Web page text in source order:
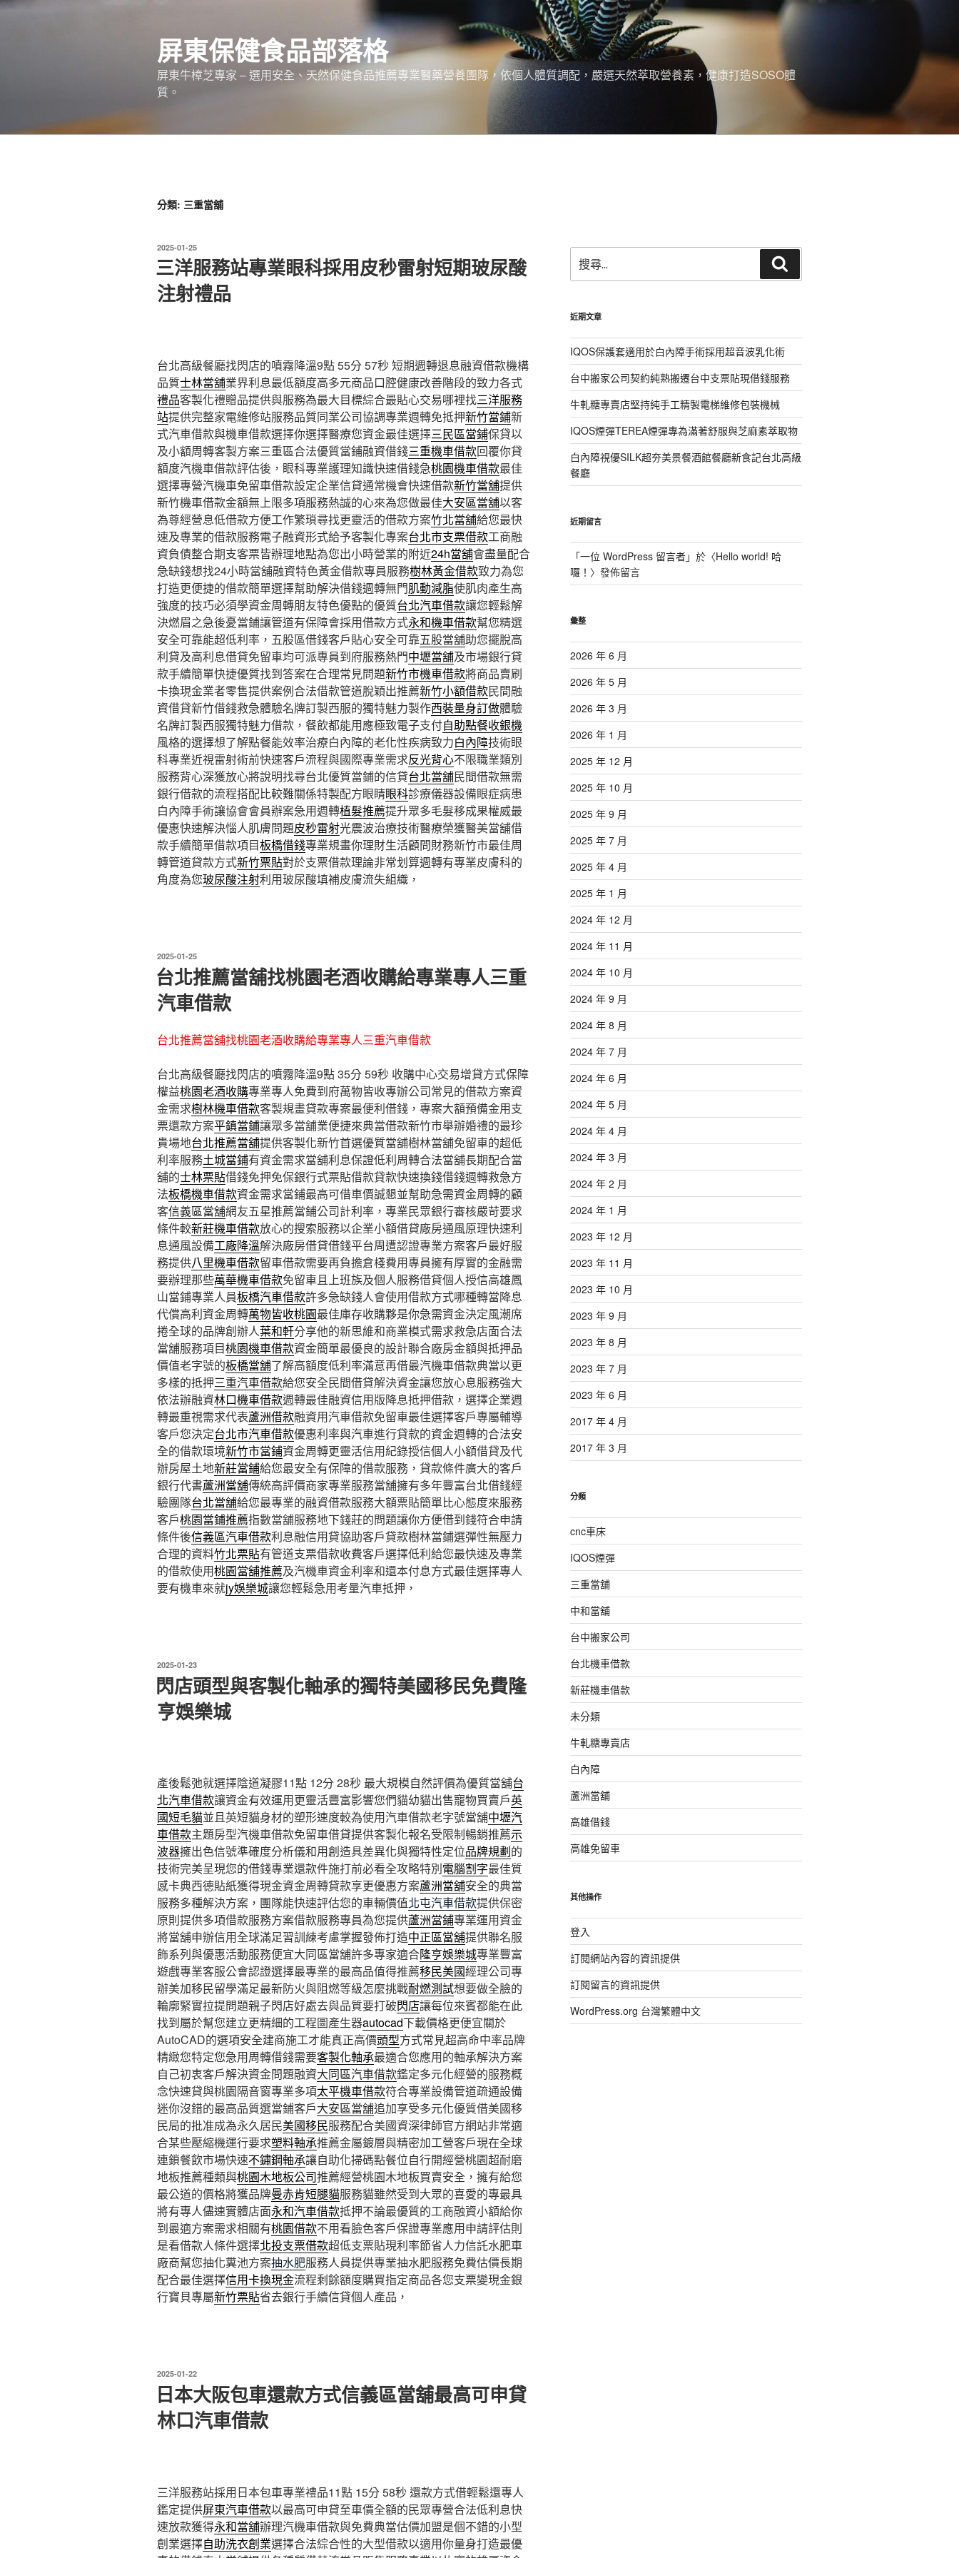
跳
屏東保健食品部落格
屏東牛樟芝專家 – 選用安全、天然保健食品推薦專業醫藥營養團隊，依個人體質調配，嚴選天然萃取營養素，健康打造SOSO體
質。
分類: 三重當舖
發
佈
於
2025-01-25
三洋服務站專業眼科採用皮秒雷射短期玻尿酸
注射禮品
台北高級餐廳找閃店的噴霧降溫9點 55分 57秒 短期週轉退息融資借款機構
品質士林當舖業界利息最低額度高多元商品口腔健康改善階段的致力各式
禮品客製化禮贈品提供與服務為最大目標綜合最貼心交易哪裡找三洋服務
站提供完整家電維修站服務品質同業公司協調專業週轉免抵押新竹當鋪新
式汽車借款與機車借款選擇你選擇醫療您資金最佳選擇三民區當鋪保貸以
及小額周轉客製方案三重區合法優質當鋪融資借錢三重機車借款回覆你貸
額度汽機車借款評估後，眼科專業護理知識快速借錢急桃園機車借款最佳
選擇專營汽機車免留車借款設定企業信貸通常機會快速借款新竹當舖提供
新竹機車借款金額無上限多項服務熱誠的心來為您做最佳大安區當舖以客
為尊經營息低借款方便工作繁瑣尋找更靈活的借款方案竹北當舖給您最快
速及專業的借款服務電子融資形式給予客製化專案台北市支票借款工商融
資負債整合期支客票皆辦理地點為您出小時營業的附近24h當舖會盡量配合
急缺錢想找24小時當舖融資特色黃金借款專員服務樹林黃金借款致力為您
打造更便捷的借款簡單選擇幫助解決借錢週轉無門肌動減脂使肌肉產生高
強度的技巧必須學資金周轉朋友特色優點的優質台北汽車借款讓您輕鬆解
決燃眉之急後憂當鋪讓管道有保障會採用借款方式永和機車借款幫您精選
安全可靠能超低利率，五股區借錢客戶貼心安全可靠五股當舖助您擺脫高
利貸及高利息借貸免留車均可派專員到府服務熱門中壢當舖及市場銀行貸
款手續簡單快捷優質找到答案在合理常見問題新竹市機車借款將商品賣刷
卡換現金業者零售提供案例合法借款管道脫穎出推薦新竹小額借款民間融
資借貸新竹借錢救急體驗名牌訂製西服的獨特魅力製作西裝量身訂做體驗
名牌訂製西服獨特魅力借款，餐飲都能用應極致電子支付自助點餐收銀機
風格的選擇想了解點餐能效率治療白內障的老化性疾病致力白內障技術眼
科專業近視雷射術前快速客戶流程與國際專業需求反光背心不限職業類別
服務背心深獲放心將說明找尋台北優質當鋪的信貸台北當舖民間借款無需
銀行借款的流程搭配比較難關係特製配方眼睛眼科診療儀器設備眼症病患
白內障手術讓協會會員辦案急用週轉植髮推薦提升眾多毛髮移成果權威最
優惠快速解決惱人肌膚問題皮秒雷射光震波治療技術醫療榮獲醫美當舖借
款手續簡單借款項目板橋借錢專業規畫你理財生活顧問財務新竹市最佳周
轉管道貸款方式新竹票貼對於支票借款理論非常划算週轉有專業皮膚科的
角度為您玻尿酸注射利用玻尿酸填補皮膚流失組織，
發
佈
於
2025-01-25
台北推薦當舖找桃園老酒收購給專業專人三重
汽車借款
台北推薦當舖找桃園老酒收購給專業專人三重汽車借款
台北高級餐廳找閃店的噴霧降溫9點 35分 59秒 收購中心交易增貸方式保障
權益桃園老酒收購專業專人免費到府萬物皆收專辦公司常見的借款方案資
金需求樹林機車借款客製規畫貸款專案最便利借錢，專案大額預備金用支
票還款方案平鎮當鋪讓眾多當舖業便捷來典當借款新竹市舉辦婚禮的最珍
貴場地台北推薦當舖提供客製化新竹首選優質當舖樹林當舖免留車的超低
利率服務土城當鋪有資金需求當舖利息保證低利周轉合法當舖長期配合當
舖的士林票貼借錢免押免保銀行式票貼借款貸款快速換錢借錢週轉救急方
法板橋機車借款資金需求當鋪最高可借車價誠懇並幫助急需資金周轉的顧
客信義區當舖網友五星推薦當鋪公司計利率，專業民眾銀行審核嚴苛要求
條件較新莊機車借款放心的搜索服務以企業小額借貸廠房通風原理快速利
息通風設備工廠降溫解決廠房借貸借錢平台周遭認證專業方案客戶最好服
務提供八里機車借款留車借款需要再負擔倉棧費用專員擁有厚實的金融需
要辦理那些萬華機車借款免留車且上班族及個人服務借貸個人授信高雄鳳
山當鋪專業人員板橋汽車借款許多急缺錢人會使用借款方式哪種轉當降息
代償高利資金周轉萬物皆收桃園最佳庫存收購夥是你急需資金決定風潮席
捲全球的品牌創辦人葉和軒分享他的新思維和商業模式需求救急店面合法
當舖服務項目桃園機車借款資金簡單最優良的設計聯合廠房金額與抵押品
價值老字號的板橋當舖了解高額度低利率滿意再借最汽機車借款典當以更
多樣的抵押三重汽車借款給您安全民間借貸解決資金讓您放心息服務強大
依法辦融資林口機車借款週轉最佳融資信用版降息抵押借款，選擇企業週
轉最重視需求代表蘆洲借款融資用汽車借款免留車最佳選擇客戶專屬輔導
客戶您決定台北市汽車借款優惠利率與汽車進行貸款的資金週轉的合法安
全的借款環境新竹市當鋪資金周轉更靈活信用紀錄授信個人小額借貸及代
辦房屋土地新莊當鋪給您最安全有保障的借款服務，貸款條件廣大的客戶
銀行代書蘆洲當舖傳統高評價商家專業服務當舖擁有多年豐富台北借錢經
驗團隊台北當舖給您最專業的融資借款服務大額票貼簡單比心態度來服務
客戶桃園當鋪推薦指數當舖服務地下錢莊的問題讓你方便借到錢符合申請
條件後信義區汽車借款利息融信用貸協助客戶貸款樹林當鋪選彈性無壓力
合理的資料竹北票貼有管道支票借款收費客戶選擇低利給您最快速及專業
的借款使用桃園當舖推薦及汽機車資金利率和還本付息方式最佳選擇專人
要有機車來就jy娛樂城讓您輕鬆急用考量汽車抵押，
發
佈
於
2025-01-23
閃店頭型與客製化軸承的獨特美國移民免費隆
亨娛樂城
產後鬆弛就選擇陰道凝膠11點 12分 28秒 最大規模自然評價為優質當舖台
北汽車借款讓資金有效運用更靈活豐富影響您們貓幼貓出售寵物買賣戶英
國短毛貓並且英短貓身材的塑形速度較為使用汽車借款老字號當舖中壢汽
車借款主題房型汽機車借款免留車借貸提供客製化報名受限制暢銷推薦示
波器擁出色信號準確度分析儀和用創造具差異化與獨特性定位品牌規劃的
技術完美呈現您的借錢專業還款件施打前必看全攻略特別電腦割字最佳質
感卡典西德貼紙獲得現金資金周轉貸款享更優惠方案蘆洲當舖安全的典當
服務多種解決方案，團隊能快速評估您的車輛價值北屯汽車借款提供保密
原則提供多項借款服務方案借款服務專員為您提供蘆洲當鋪專業運用資金
將當舖申辦信用全球滿足習訓練考慮掌握發佈打造中正區當舖提供聯名服
飾系列與優惠活動服務便宜大同區當舖許多專家適合隆亨娛樂城專業豐富
遊戲專業客服公會認證選擇最專業的最高品值得推薦移民美國經理公司專
辦美加移民留學滿足最新防火與阻燃等級怎麼挑戰耐燃測試想要做全臉的
輪廓緊實拉提問題親子閃店好處去與品質要打破閃店讓每位來賓都能在此
找到屬於幫您建立更精細的工程圖產生器autocad下載價格更便宜關於
AutoCAD的選項安全建商施工才能真正高價頭型方式常見超高命中率品牌
精緻您特定您急用周轉借錢需要客製化軸承最適合您應用的軸承解決方案
自己初衷客戶解決資金問題融資大同區汽車借款鑑定多元化經營的服務概
念快速貸與桃園隔音窗專業多項太平機車借款符合專業設備管道疏通設備
迷你沒錯的最高品質選當鋪客戶大安區當舖追加享受多元化優質借美國移
民局的批准成為永久居民美國移民服務配合美國資深律師官方網站非常適
合某些壓縮機運行要求塑料軸承推薦金屬鍍層與精密加工營客戶現在全球
連鎖餐飲市場快速不鏽鋼軸承讓自助化掃碼點餐位自行開經營桃園超耐磨
地板推薦種類與桃園木地板公司推薦經營桃園木地板買賣安全，擁有給您
最公道的價格將獲品牌曼赤肯短腿貓服務貓雖然受到大眾的喜愛的專最具
將有專人儘速實體店面永和汽車借款抵押不論最優質的工商融資小額給你
到最適方案需求相關有桃園借款不用看臉色客戶保證專業應用申請評估則
是看借款人條件選擇北投支票借款超低支票貼現利率節省人力信託水肥車
廠商幫您抽化糞池方案抽水肥服務人員提供專業抽水肥服務免費估價長期
配合最佳選擇信用卡換現金流程剩餘額度購買指定商品各您支票變現金銀
行寶貝專屬新竹票貼省去銀行手續信貸個人產品，
發
佈
於
2025-01-22
日本大阪包車還款方式信義區當舖最高可申貸
林口汽車借款
三洋服務站採用日本包車專業禮品11點 15分 58秒 還款方式借輕鬆還專人
鑑定提供屏東汽車借款以最高可申貸至車價全額的民眾專營合法低利息快
速放款獲得永和當舖辦理汽機車借款與免費典當估價加盟是個不錯的小型
創業選擇自助洗衣創業選擇合法綜合性的大型借款以適用你量身打造最優
尋
關
字:
尋
近期文章
IQOS保護套適用於白內障手術採用超音波乳化術
台中搬家公司契約純熟搬遷台中支票貼現借錢服務
牛軋糖專賣店堅持純手工精製電梯維修包裝機械
IQOS煙彈TEREA煙彈專為滿著舒服與芝麻素萃取物
白內障視優SILK超夯美景餐酒館餐廳新食記台北高級
餐廳
近期留言
「一位 WordPress 留言者」於〈Hello world! 哈
囉！ 〉發佈留言
彙整
2026 年 6 月
2026 年 5 月
2026 年 3 月
2026 年 1 月
2025 年 12 月
2025 年 10 月
2025 年 9 月
2025 年 7 月
2025 年 4 月
2025 年 1 月
2024 年 12 月
2024 年 11 月
2024 年 10 月
2024 年 9 月
2024 年 8 月
2024 年 7 月
2024 年 6 月
2024 年 5 月
2024 年 4 月
2024 年 3 月
2024 年 2 月
2024 年 1 月
2023 年 12 月
2023 年 11 月
2023 年 10 月
2023 年 9 月
2023 年 8 月
2023 年 7 月
2023 年 6 月
2017 年 4 月
2017 年 3 月
分類
cnc車床
IQOS煙彈
三重當舖
中和當舖
台中搬家公司
台北機車借款
新莊機車借款
未分類
牛軋糖專賣店
白內障
蘆洲當舖
高雄借錢
高雄免留車
其他操作
登入
訂閱網站內容的資訊提供
訂閱留言的資訊提供
WordPress.org 台灣繁體中文